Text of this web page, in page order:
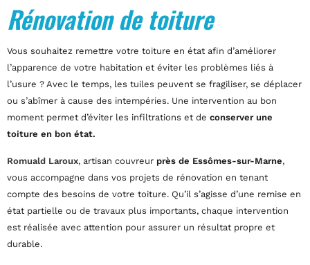
Rénovation de toiture
Vous souhaitez remettre votre toiture en état afin d’améliorer
l’apparence de votre habitation et éviter les problèmes liés à
l’usure ? Avec le temps, les tuiles peuvent se fragiliser, se déplacer
ou s’abîmer à cause des intempéries. Une intervention au bon
moment permet d’éviter les infiltrations et de conserver une
toiture en bon état.
Romuald Laroux, artisan couvreur près de Essômes-sur-Marne,
vous accompagne dans vos projets de rénovation en tenant
compte des besoins de votre toiture. Qu’il s’agisse d’une remise en
état partielle ou de travaux plus importants, chaque intervention
est réalisée avec attention pour assurer un résultat propre et
durable.